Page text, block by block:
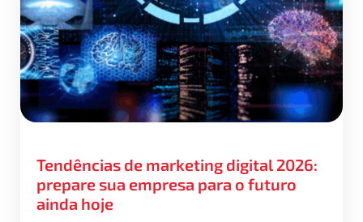
Tendências de marketing digital 2026:
prepare sua empresa para o futuro
ainda hoje